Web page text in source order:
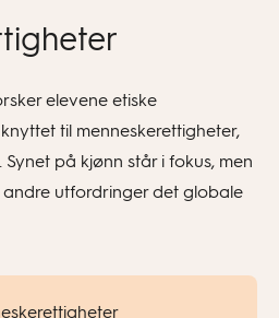
elevene etiske
til menneskerettigheter,
på kjønn står i fokus, men
andre utfordringer det globale